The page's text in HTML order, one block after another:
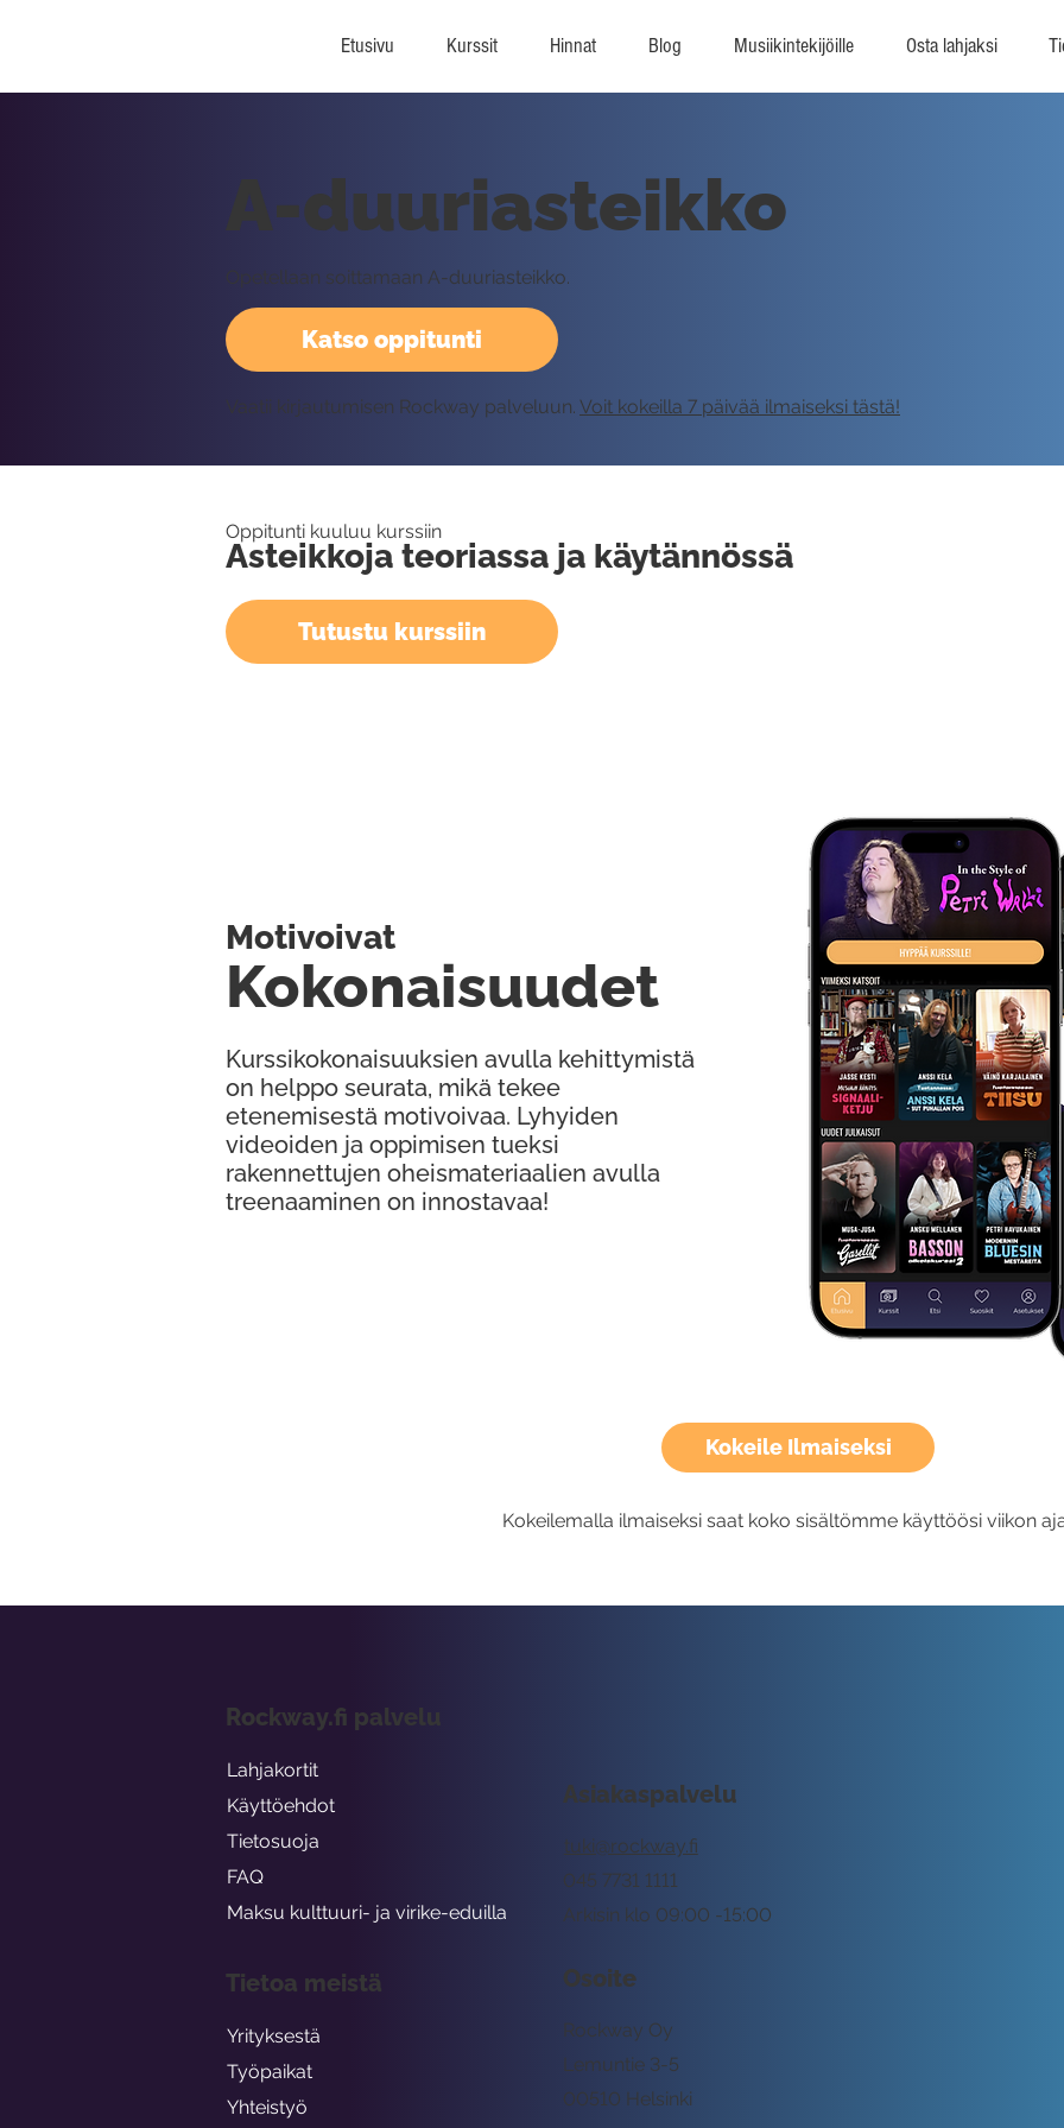
Etusivu Kurssit Hinnat Blog Musiikintekijöille Osta lahjaksi
Kokeile Ilmaiseksi
Kokeilemalla ilmaiseksi saat koko sisältömme käyttöösi viikon
Katso oppitunti
A-duuriasteikko
Opetellaan soittamaan A-duuriasteikko.
Vaatii kirjautumisen Rockway palveluun. Voit kokeilla 7 päivää ilmaiseksi tästä!
Oppitunti kuuluu kurssiin
Asteikkoja teoriassa ja käytännössä
Tutustu kurssiin
Kurssikokonaisuuksien avulla kehittymistä
on helppo seurata, mikä tekee
etenemisestä motivoivaa. Lyhyiden
videoiden ja oppimisen tueksi
rakennettujen oheismateriaalien avulla
treenaaminen on innostavaa!
Kokonaisuudet
Motivoivat
Asiakaspalvelu
tuki@rockway.fi
Arkisin klo 09:00 -15:00
045 7731 1111
Osoite
Rockway Oy
Lemuntie 3-5
00510 Helsinki
Rockway.fi palvelu
Lahjakortit
Käyttöehdot
Tietosuoja
FAQ
Maksu kulttuuri- ja virike-eduilla
Tietoa meistä
Yrityksestä
Työpaikat
Yhteistyö